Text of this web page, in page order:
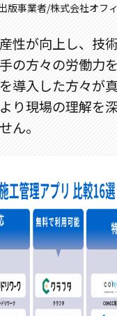
版事業者/株式会社オフ
性が向上し、技
の方々の労働力
導入した方々が
り現場の理解を
ん。